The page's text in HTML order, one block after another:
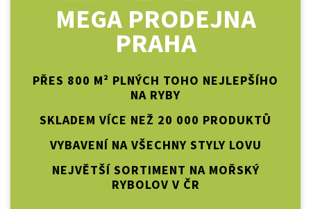
MEGA PRODEJNA
PRAHA
PŘES 800 M² PLNÝCH TOHO NEJLEPŠÍHO
NA RYBY
SKLADEM VÍCE NEŽ 20 000 PRODUKTŮ
VYBAVENÍ NA VŠECHNY STYLY LOVU
NEJVĚTŠÍ SORTIMENT NA MOŘSKÝ
RYBOLOV V ČR